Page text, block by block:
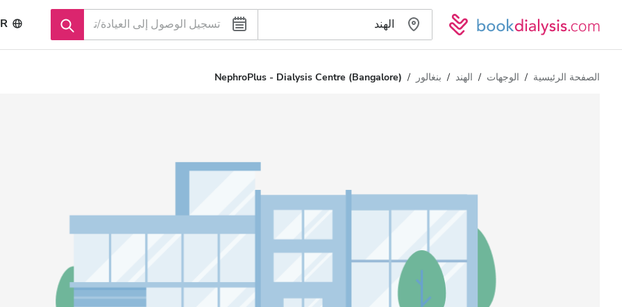
الصفحة الرئيسية الوجهات الهند بنغالور NephroPlus - Dialysis Centre (Bangalore)